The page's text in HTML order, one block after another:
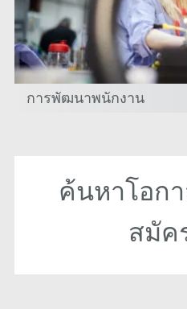
การพัฒนาพนักงาน
ค้นหาโอก
สมัค